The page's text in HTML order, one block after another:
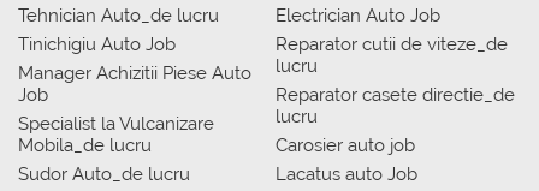
Tehnician Auto_de lucru
Tinichigiu Auto Job
Manager Achizitii Piese Auto
Job
Specialist la Vulcanizare
Mobila_de lucru
Sudor Auto_de lucru
Electrician Auto Job
Reparator cutii de viteze_de
lucru
Reparator casete directie_de
lucru
Carosier auto job
Lacatus auto Job